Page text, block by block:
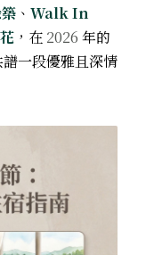
、 Walk In
，在 2026 年的
一段優雅且深情